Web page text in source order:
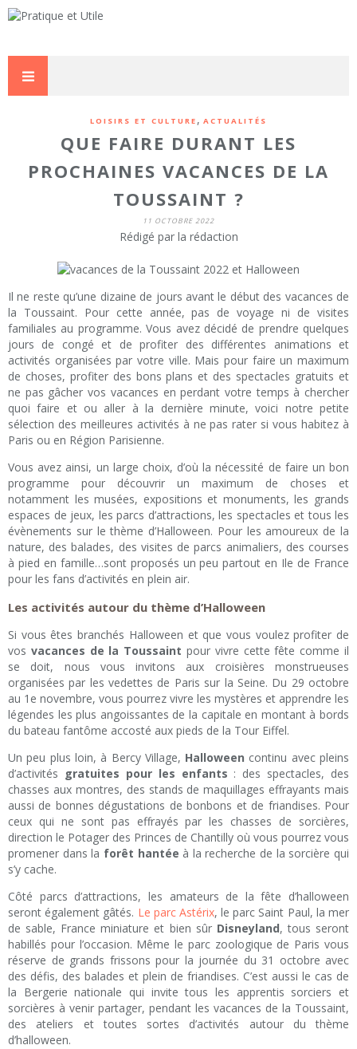
LOISIRS ET CULTURE , ACTUALITÉS
QUE FAIRE DURANT LES
PROCHAINES VACANCES DE LA
TOUSSAINT ?
11 OCTOBRE 2022
Rédigé par la rédaction
Il ne reste qu’une dizaine de jours avant le début des vacances de
la Toussaint. Pour cette année, pas de voyage ni de visites
familiales au programme. Vous avez décidé de prendre quelques
jours de congé et de profiter des différentes animations et
activités organisées par votre ville. Mais pour faire un maximum
de choses, profiter des bons plans et des spectacles gratuits et
ne pas gâcher vos vacances en perdant votre temps à chercher
quoi faire et ou aller à la dernière minute, voici notre petite
sélection des meilleures activités à ne pas rater si vous habitez à
Paris ou en Région Parisienne.
Vous avez ainsi, un large choix, d’où la nécessité de faire un bon
programme pour découvrir un maximum de choses et
notamment les musées, expositions et monuments, les grands
espaces de jeux, les parcs d’attractions, les spectacles et tous les
évènements sur le thème d’Halloween. Pour les amoureux de la
nature, des balades, des visites de parcs animaliers, des courses
à pied en famille…sont proposés un peu partout en Ile de France
pour les fans d’activités en plein air.
Les activités autour du thème d’Halloween
Si vous êtes branchés Halloween et que vous voulez profiter de
vos vacances de la Toussaint pour vivre cette fête comme il
se doit, nous vous invitons aux croisières monstrueuses
organisées par les vedettes de Paris sur la Seine. Du 29 octobre
au 1e novembre, vous pourrez vivre les mystères et apprendre les
légendes les plus angoissantes de la capitale en montant à bords
du bateau fantôme accosté aux pieds de la Tour Eiffel.
Un peu plus loin, à Bercy Village, Halloween continu avec pleins
d’activités gratuites pour les enfants : des spectacles, des
chasses aux montres, des stands de maquillages effrayants mais
aussi de bonnes dégustations de bonbons et de friandises. Pour
ceux qui ne sont pas effrayés par les chasses de sorcières,
direction le Potager des Princes de Chantilly où vous pourrez vous
promener dans la forêt hantée à la recherche de la sorcière qui
s’y cache.
Côté parcs d’attractions, les amateurs de la fête d’halloween
seront également gâtés. Le parc Astérix, le parc Saint Paul, la mer
de sable, France miniature et bien sûr Disneyland, tous seront
habillés pour l’occasion. Même le parc zoologique de Paris vous
réserve de grands frissons pour la journée du 31 octobre avec
des défis, des balades et plein de friandises. C’est aussi le cas de
la Bergerie nationale qui invite tous les apprentis sorciers et
sorcières à venir partager, pendant les vacances de la Toussaint,
des ateliers et toutes sortes d’activités autour du thème
d’halloween.